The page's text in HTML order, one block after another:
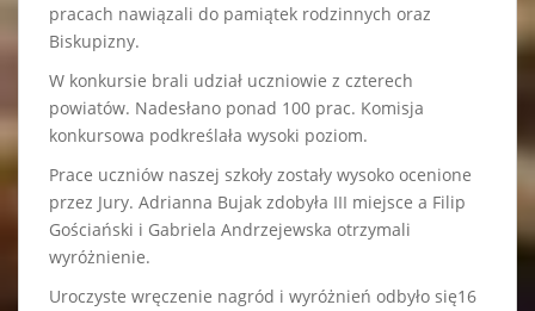
pracach nawiązali do pamiątek rodzinnych oraz
Biskupizny.
W konkursie brali udział uczniowie z czterech
powiatów. Nadesłano ponad 100 prac. Komisja
konkursowa podkreślała wysoki poziom.
Prace uczniów naszej szkoły zostały wysoko ocenione
przez Jury. Adrianna Bujak zdobyła III miejsce a Filip
Gościański i Gabriela Andrzejewska otrzymali
wyróżnienie.
Uroczyste wręczenie nagród i wyróżnień odbyło się16